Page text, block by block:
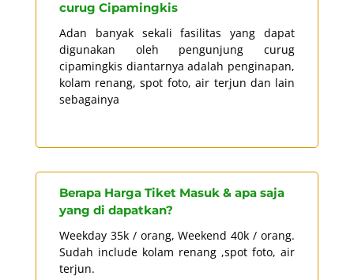
curug Cipamingkis
Adan banyak sekali fasilitas yang dapat
digunakan oleh pengunjung curug
cipamingkis diantarnya adalah penginapan,
kolam renang, spot foto, air terjun dan lain
sebagainya
Berapa Harga Tiket Masuk & apa saja
yang di dapatkan?
Weekday 35k / orang, Weekend 40k / orang.
Sudah include kolam renang ,spot foto, air
terjun.